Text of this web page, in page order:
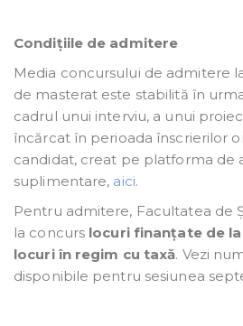
Condițiile de admitere
Media concursului de admitere
de masterat este stabilită în
cadrul unui interviu, a unui
încărcat în perioada înscrierilor
candidat, creat pe platforma de
suplimentare, aici.
Pentru admitere, Facultatea de
la concurs locuri finanțate de la
locuri în regim cu taxă. Vezi
disponibile pentru sesiunea